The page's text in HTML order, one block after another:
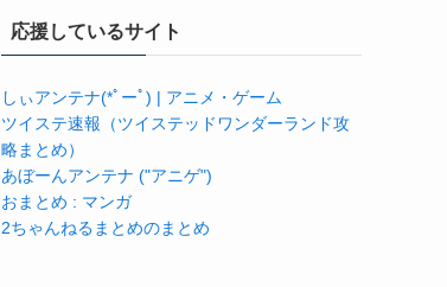
応援しているサイト
しぃアンテナ(*ﾟーﾟ) | アニメ・ゲーム
ツイステ速報（ツイステッドワンダーランド攻
略まとめ）
あぼーんアンテナ ("アニゲ")
おまとめ : マンガ
2ちゃんねるまとめのまとめ